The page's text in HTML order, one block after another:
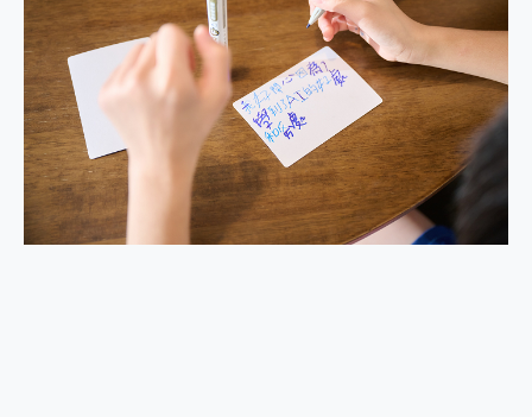
小體積 40000mAh 超大容量 一次充5個設備 充好充滿 CUKTECH 酷態科 300W 微型充電站 開箱 評測
97.3% 恢復率，資料救援就是這麼簡單 EaseUS Data Recovery Wizard Free 18.0.0 業界最好的資料救援軟體
磁碟系統大風吹 有了 磁碟管理程式 EaseUS Partition Master 就是這麼簡單
全新 SONY Xperia 1 VI 開箱! 相機實測! 長焦覆蓋更遠更清晰、2日長續航、頂尖影音娛樂效能~
Xiaomi 14 Ultra 開箱 評測~ 有深度的 Leica 影像旗艦手機! 加碼小旗艦 Xiaomi 14 開箱 評測
vivo TWS 3e 真無線藍牙耳機智慧降噪升級、音質明亮溫潤，並支援雙設備連接~
MSI Claw 掌機專屬配件包 來囉 完美保護 MSI Claw A1M-026TW 電競掌機
人像旗艦 vivo V30 系列 開箱 評測! 首搭蔡司光學鏡頭、攝影棚級柔光環、拍攝功能最好玩的美拍神機 vivo V30 Pro